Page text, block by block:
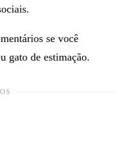
se você
gato de estimação.